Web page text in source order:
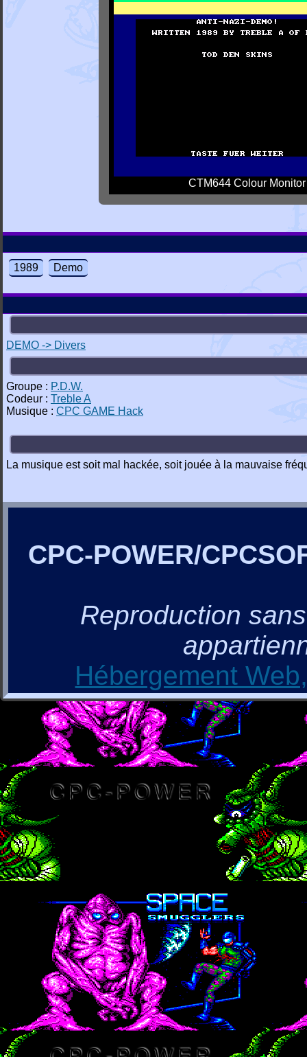
CTM644 Colour Monitor
1989 Demo
DEMO -> Divers
Groupe : P.D.W.
Codeur : Treble A
Musique : CPC GAME Hack
La musique est soit mal hackée, soit jouée à la mauvaise
CPC-POWER/
Reproduction
Hébergement